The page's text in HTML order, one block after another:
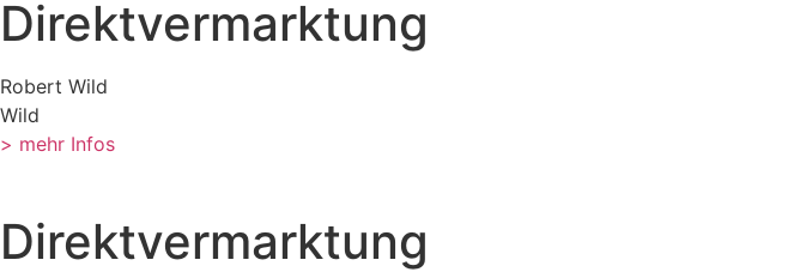
Direktvermarktung
Robert Wild
Wild
> mehr Infos
Direktvermarktung